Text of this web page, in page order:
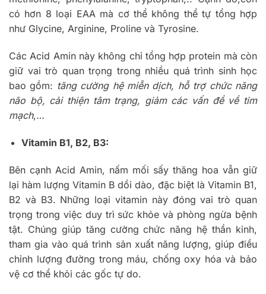
có hơn 8 loại EAA mà cơ thể không thể tự tổng hợp
như Glycine, Arginine, Proline và Tyrosine.
Các Acid Amin này không chỉ tổng hợp protein mà còn
giữ vai trò quan trọng trong nhiều quá trình sinh học
bao gồm: tăng cường hệ miễn dịch, hỗ trợ chức năng
não bộ, cải thiện tâm trạng, giảm các vấn đề về tim
mạch,…
Vitamin B1, B2, B3:
Bên cạnh Acid Amin, nấm mối sấy thăng hoa vẫn giữ
lại hàm lượng Vitamin B dồi dào, đặc biệt là Vitamin B1,
B2 và B3. Những loại vitamin này đóng vai trò quan
trọng trong việc duy trì sức khỏe và phòng ngừa bệnh
tật. Chúng giúp tăng cường chức năng hệ thần kinh,
tham gia vào quá trình sản xuất năng lượng, giúp điều
chỉnh lượng đường trong máu, chống oxy hóa và bảo
vệ cơ thể khỏi các gốc tự do.